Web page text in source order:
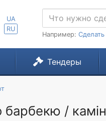
UA
RU
Например:
Тендеры
барбекю /